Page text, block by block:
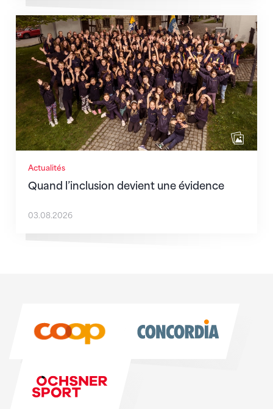
Actualités
Quand l’inclusion devient une évidence
Quand l’inclusion devient une évidence
03.08.2026